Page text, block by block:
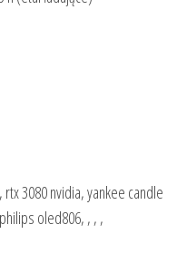
3080 nvidia, yankee candle
oled806, , , ,